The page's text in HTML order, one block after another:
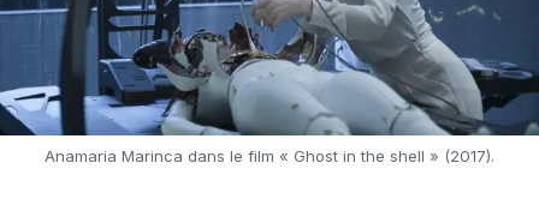
Anamaria Marinca dans le film « Ghost in the shell » (2017).